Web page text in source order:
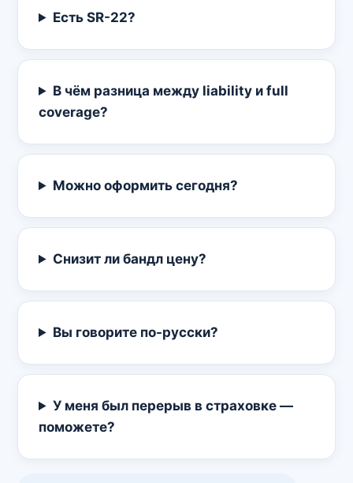
Есть SR-22?
В чём разница между liability и full
coverage?
Можно оформить сегодня?
Снизит ли бандл цену?
Вы говорите по-русски?
У меня был перерыв в страховке —
поможете?